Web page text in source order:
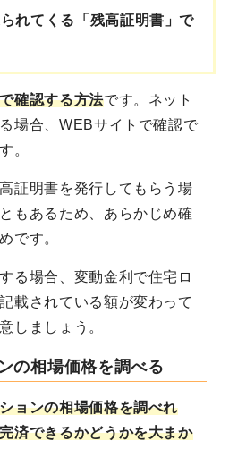
れてくる「残高証明書」で
確認する方法です。ネット
場合、WEBサイトで確認で
。
証明書を発行してもらう場
もあるため、あらかじめ確
です。
る場合、変動金利で住宅ロ
載されている額が変わって
しましょう。
の相場価格を調べる
ョンの相場価格を調べれ
済できるかどうかを大まか